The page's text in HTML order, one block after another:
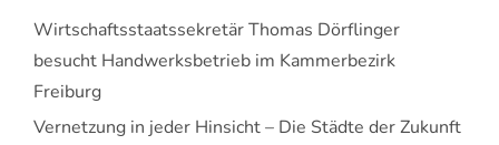
Wirtschaftsstaatssekretär Thomas Dörflinger
besucht Handwerksbetrieb im Kammerbezirk
Freiburg
Vernetzung in jeder Hinsicht – Die Städte der Zukunft